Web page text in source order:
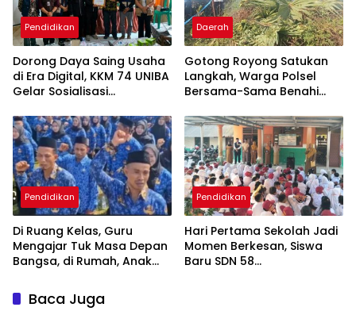
Pendidikan
Dorong Daya Saing Usaha
di Era Digital, KKM 74 UNIBA
Gelar Sosialisasi
Berbasis
Technopreneurship
Daerah
Gotong Royong Satukan
Langkah, Warga Polsel
Bersama-Sama Benahi
Sambut HUT RI ke-81
Pendidikan
Di Ruang Kelas, Guru
Mengajar Tuk Masa Depan
Bangsa, di Rumah, Anak
Belum Dibayar
Pendidikan
Hari Pertama Sekolah Jadi
Momen Berkesan, Siswa
Baru SDN 58
Baca Juga